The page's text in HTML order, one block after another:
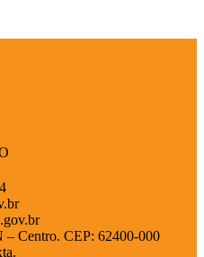
– Centro. CEP: 62400-000